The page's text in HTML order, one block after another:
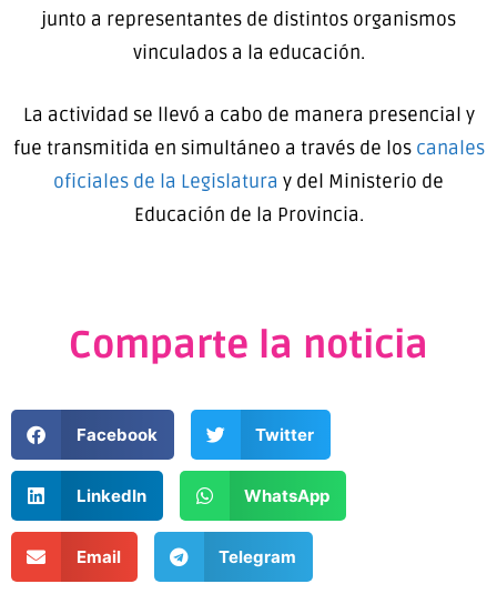
junto a representantes de distintos organismos
vinculados a la educación.
La actividad se llevó a cabo de manera presencial y
fue transmitida en simultáneo a través de loscanales
oficiales de la Legislatura y del Ministerio de
Educación de la Provincia.
Comparte la noticia
Facebook Twitter
LinkedIn WhatsApp
Email Telegram